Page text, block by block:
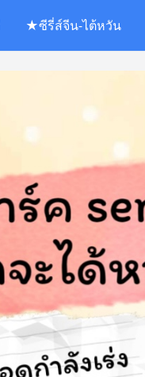
★ซีรี่ส์จีน-ไต้หวัน